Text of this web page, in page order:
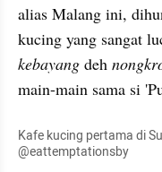
alias Malang ini,
kucing yang sangat
kebayang deh
main-main sama si '
Kafe kucing pertama di
@eattemptationsby